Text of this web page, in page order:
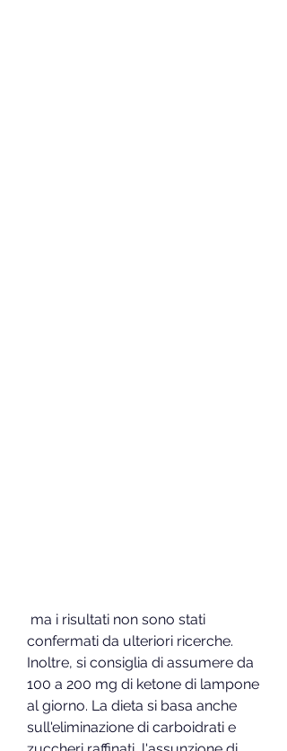
confermati da ulteriori ricerche.
Inoltre, si consiglia di assumere da
100 a 200 mg di ketone di lampone
al giorno. La dieta si basa anche
sull'eliminazione di carboidrati e